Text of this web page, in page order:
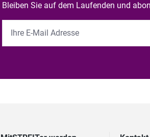
Bleiben Sie auf dem Laufenden und